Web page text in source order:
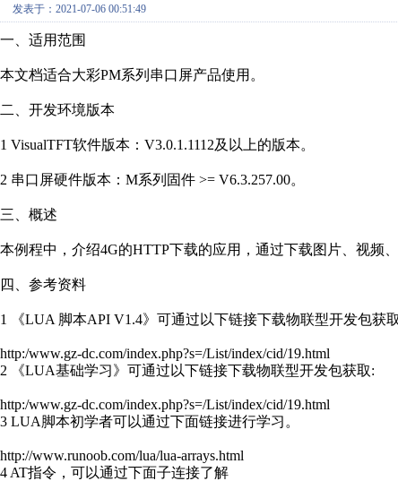
发表于：2021-07-06 00:51:49
一、适用范围
本文档适合大彩PM系列串口屏产品使用。
二、开发环境版本
1 VisualTFT软件版本：V3.0.1.1112及以上的版本。
2 串口屏硬件版本：M系列固件 >= V6.3.257.00。
三、概述
本例程中，介绍4G的HTTP下载的应用，通过下载图片、视频
四、参考资料
1 《LUA 脚本API V1.4》可通过以下链接下载物联型开发包获
http:/www.gz-dc.com/index.php?s=/List/index/cid/19.html
2 《LUA基础学习》可通过以下链接下载物联型开发包获取:
http:/www.gz-dc.com/index.php?s=/List/index/cid/19.html
3 LUA脚本初学者可以通过下面链接进行学习。
http://www.runoob.com/lua/lua-arrays.html
4 AT指令，可以通过下面子连接了解